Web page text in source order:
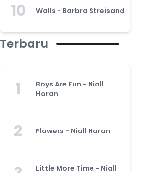
10 Walls - Barbra Streisand
Terbaru
1
Boys Are Fun - Niall
Horan
2 Flowers - Niall Horan
Little More Time - Niall